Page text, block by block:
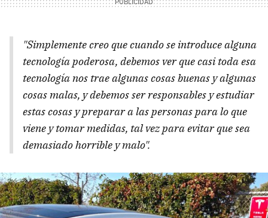
"Simplemente creo que cuando se introduce alguna
tecnología poderosa, debemos ver que casi toda esa
tecnología nos trae algunas cosas buenas y algunas
cosas malas, y debemos ser responsables y estudiar
estas cosas y preparar a las personas para lo que
viene y tomar medidas, tal vez para evitar que sea
demasiado horrible y malo".